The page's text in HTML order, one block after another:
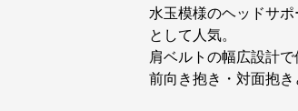
水玉模様のヘッドサ
として人気。
肩ベルトの幅広設計
前向き抱き・対面抱